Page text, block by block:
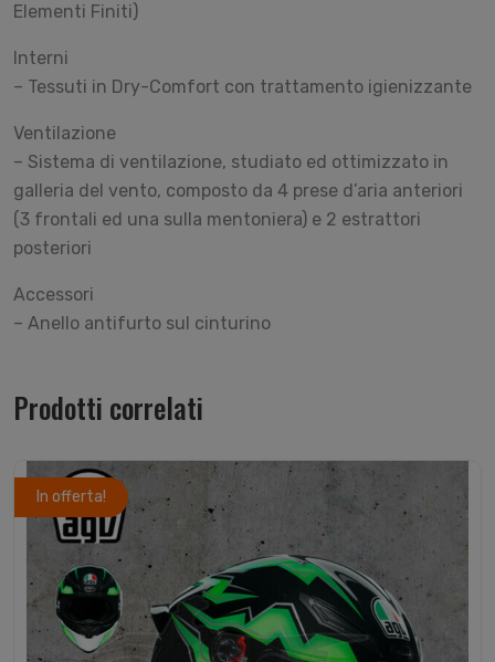
Elementi Finiti)
Interni
– Tessuti in Dry-Comfort con trattamento igienizzante
Ventilazione
– Sistema di ventilazione, studiato ed ottimizzato in
galleria del vento, composto da 4 prese d’aria anteriori
(3 frontali ed una sulla mentoniera) e 2 estrattori
posteriori
Accessori
– Anello antifurto sul cinturino
Prodotti correlati
In offerta!